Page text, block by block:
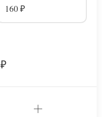
160 ₽
₽